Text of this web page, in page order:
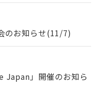
のお知らせ(11/7)
Japan」開催のお知ら